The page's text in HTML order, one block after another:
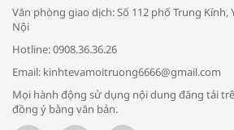
Bác sĩ tư vấn
Văn phòng giao dịch: Số 112 phố Trung Kính,
Nội
Hotline: 0908.36.36.26
Email: kinhtevamoitruong6666@gmail.com
Mọi hành động sử dụng nội dung đăng tải
đồng ý bằng văn bản.